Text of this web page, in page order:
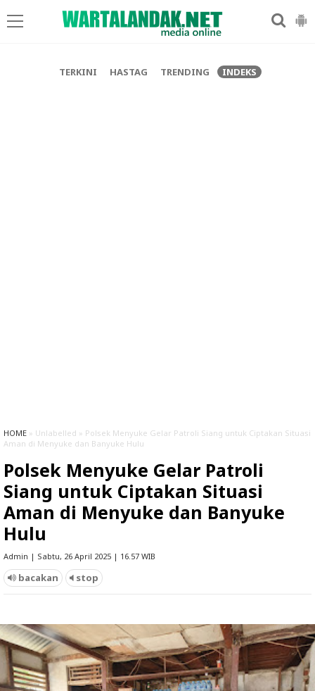
TERKINI HASTAG TRENDING INDEKS
HOME » Unlabelled » Polsek Menyuke Gelar Patroli Siang untuk Ciptakan Situasi
Aman di Menyuke dan Banyuke Hulu
Polsek Menyuke Gelar Patroli
Siang untuk Ciptakan Situasi
Aman di Menyuke dan Banyuke
Hulu
Admin | Sabtu, 26 April 2025 | 16.57 WIB
bacakan stop